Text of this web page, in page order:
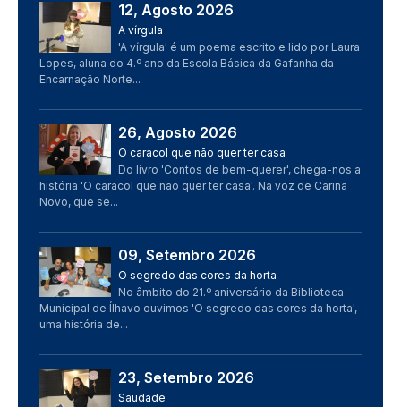
Imagem 12, Agosto 2026
A vírgula
'A vírgula' é um poema escrito e lido por Laura
Lopes, aluna do 4.º ano da Escola Básica da Gafanha da
Encarnação Norte...
Imagem 26, Agosto 2026
O caracol que não quer ter casa
Do livro 'Contos de bem-querer', chega-nos a
história 'O caracol que não quer ter casa'. Na voz de Carina
Novo, que se...
Imagem 09, Setembro 2026
O segredo das cores da horta
No âmbito do 21.º aniversário da Biblioteca
Municipal de Ílhavo ouvimos 'O segredo das cores da horta',
uma história de...
Imagem 23, Setembro 2026
Saudade